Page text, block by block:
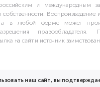
и международным
собственности.
в любой форме может
правообладателя.
на сайт и источник
наш сайт, вы